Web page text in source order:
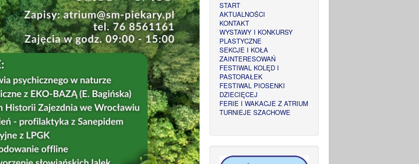
START
AKTUALNOŚCI
KONTAKT
WYSTAWY I KONKURSY
PLASTYCZNE
SEKCJE I KOŁA
ZAINTERESOWAŃ
FESTIWAL KOLĘD I
PASTORAŁEK
FESTIWAL PIOSENKI
DZIECIĘCEJ
FERIE I WAKACJE Z ATRIUM
TURNIEJE SZACHOWE